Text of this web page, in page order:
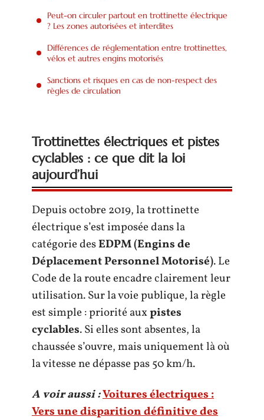
Peut-on circuler partout en trottinette électrique
? Les zones autorisées et interdites
Différences de réglementation entre trottinettes,
vélos et autres engins motorisés
Sanctions et risques en cas de non-respect des
règles de circulation
Trottinettes électriques et pistes
cyclables : ce que dit la loi
aujourd’hui
Depuis octobre 2019, la trottinette
électrique s’est imposée dans la
catégorie desEDPM (Engins de
Déplacement Personnel Motorisé). Le
Code de la route encadre clairement leur
utilisation. Sur la voie publique, la règle
est simple : priorité auxpistes
cyclables. Si elles sont absentes, la
chaussée s’ouvre, mais uniquement là où
la vitesse ne dépasse pas 50 km/h.
A voir aussi :Voitures électriques :
Vers une disparition définitive des